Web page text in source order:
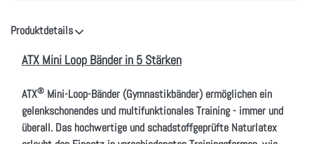
Produktdetails
ATX Mini Loop Bänder in 5 Stärken
ATX® Mini-Loop-Bänder (Gymnastikbänder) ermöglichen ein
gelenkschonendes und multifunktionales Training - immer und
überall. Das hochwertige und schadstoffgeprüfte Naturlatex